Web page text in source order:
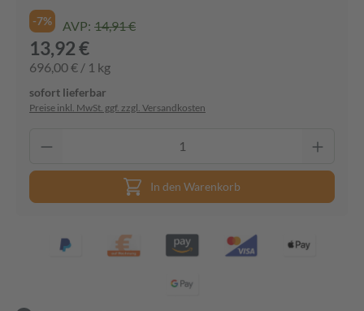
-7% AVP: 14,91 €
13,92 €
696,00 € / 1 kg
sofort lieferbar
Preise inkl. MwSt. ggf. zzgl. Versandkosten
In den Warenkorb